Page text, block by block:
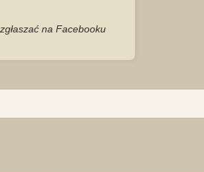
na Facebooku